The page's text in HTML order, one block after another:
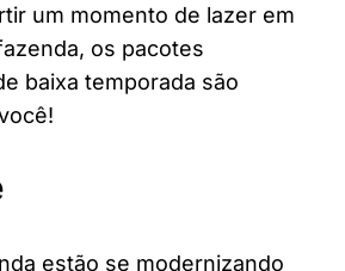
um momento de lazer em
os pacotes
baixa temporada são
estão se modernizando